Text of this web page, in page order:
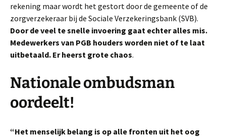
rekening maar wordt het gestort door de gemeente of de
zorgverzekeraar bij de Sociale Verzekeringsbank (SVB).
Door de veel te snelle invoering gaat echter alles mis.
Medewerkers van PGB houders worden niet of te laat
uitbetaald. Er heerst grote chaos.
Nationale ombudsman
oordeelt!
“Het menselijk belang is op alle fronten uit het oog